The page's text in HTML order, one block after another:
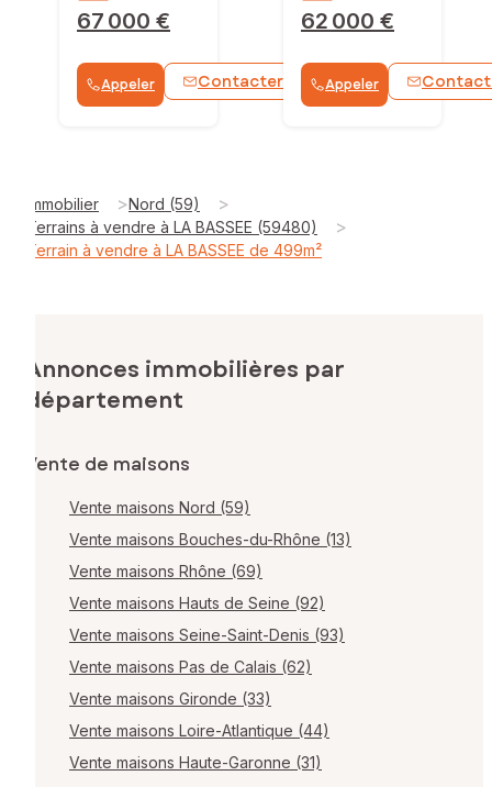
67 000 €
Appeler Contacter WhatsApp
62 000 €
Appeler
Immobilier >Nord (59) >
Terrains à vendre à LA BASSEE (59480) >
Terrain à vendre à LA BASSEE de 499m²
Annonces immobilières par
département
Vente de maisons
Vente maisons Nord (59)
Vente maisons Bouches-du-Rhône (13)
Vente maisons Rhône (69)
Vente maisons Hauts de Seine (92)
Vente maisons Seine-Saint-Denis (93)
Vente maisons Pas de Calais (62)
Vente maisons Gironde (33)
Vente maisons Loire-Atlantique (44)
Vente maisons Haute-Garonne (31)